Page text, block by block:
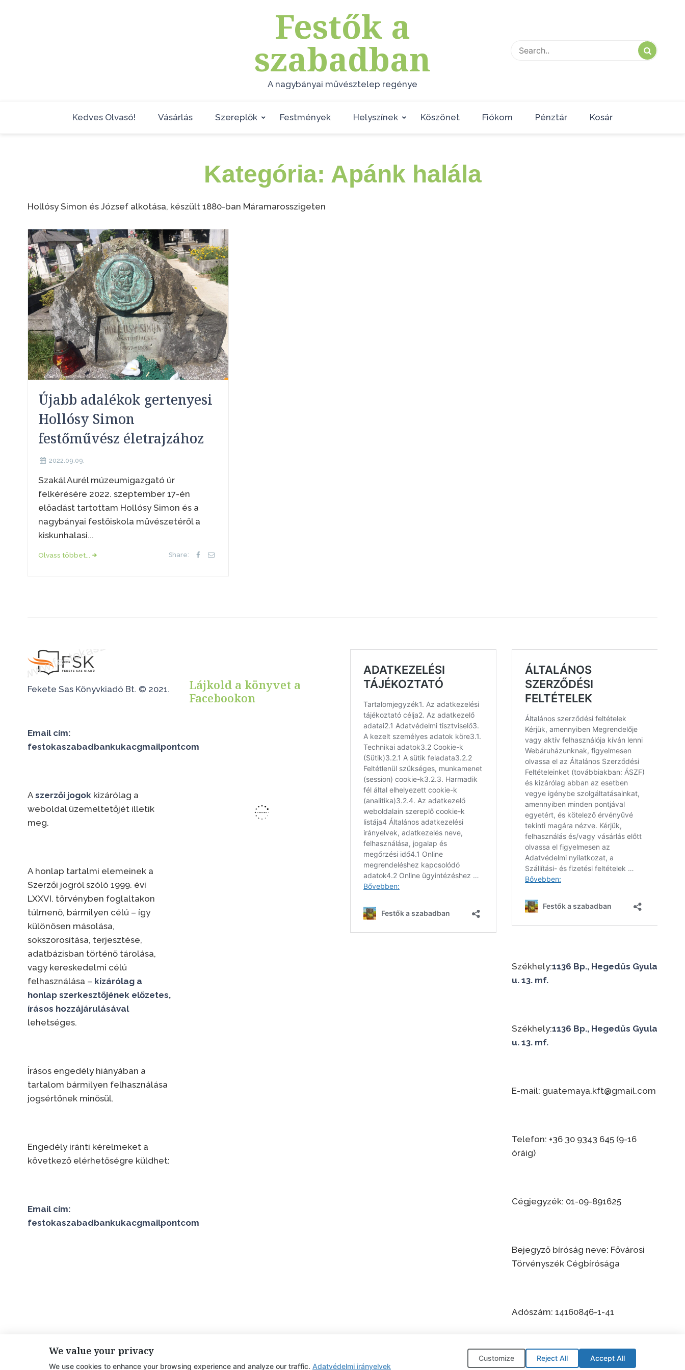
Festők a
szabadban
A nagybányai művésztelep regénye
Kedves Olvasó! Vásárlás Szereplők Festmények Helyszínek Köszönet Fiókom Pénztár Kosár
Kategória: Apánk halála
Hollósy Simon és József alkotása, készült 1880-ban Máramarosszigeten
Újabb adalékok gertenyesi
Hollósy Simon
festőművész életrajzához
2022.09.09.
Szakál Aurél múzeumigazgató úr
felkérésére 2022. szeptember 17-én
előadást tartottam Hollósy Simon és a
nagybányai festőiskola művészetéről a
kiskunhalasi...
Olvass többet... Share:
Fekete Sas Könyvkiadó Bt. © 2021.
Email cím:
festokaszabadbankukacgmailpontcom
Aszerzői jogok kizárólag a
weboldal üzemeltetőjét illetik
meg.
A honlap tartalmi elemeinek a
Szerzői jogról szóló 1999. évi
LXXVI. törvényben foglaltakon
túlmenő, bármilyen célú – így
különösen másolása,
sokszorosítása, terjesztése,
adatbázisban történő tárolása,
vagy kereskedelmi célú
felhasználása – kizárólag a
honlap szerkesztőjének előzetes,
írásos hozzájárulásával
lehetséges.
Írásos engedély hiányában a
tartalom bármilyen felhasználása
jogsértőnek minősül.
Engedély iránti kérelmeket a
következő elérhetőségre küldhet:
Email cím:
festokaszabadbankukacgmailpontcom
Lájkold a könyvet a
Facebookon
Székhely:1136 Bp., Hegedűs Gyula
u. 13. mf.
Székhely:1136 Bp., Hegedűs Gyula
u. 13. mf.
E-mail: guatemaya.kft@gmail.com
Telefon: +36 30 9343 645 (9-16
óráig)
Cégjegyzék: 01-09-891625
Bejegyző bíróság neve: Fővárosi
Törvényszék Cégbírósága
Adószám: 14160846-1-41
Developed by:Avid Themes
Powered byWordPress
We value your privacy
We use cookies to enhance your browsing experience and analyze our traffic. Adatvédelmi irányelvek
Customize Reject All Accept All